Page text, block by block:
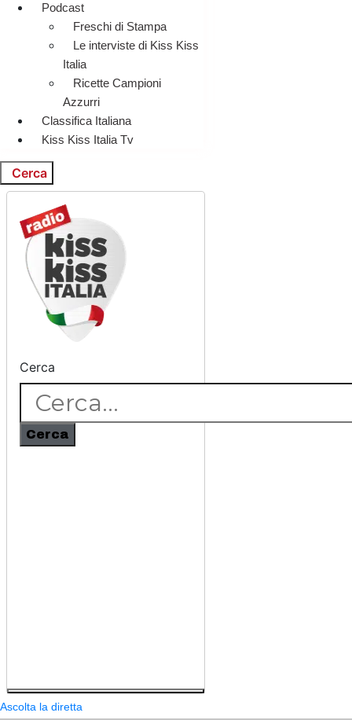
Podcast
Freschi di Stampa
Le interviste di Kiss Kiss
Italia
Ricette Campioni
Azzurri
Classifica Italiana
Kiss Kiss Italia Tv
Cerca
Cerca
Cerca
Ascolta la diretta